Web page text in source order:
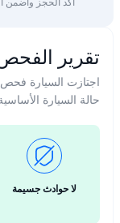
تقرير
اجتازت السيارة
حالة السيارة
لا حوادث جسيمة